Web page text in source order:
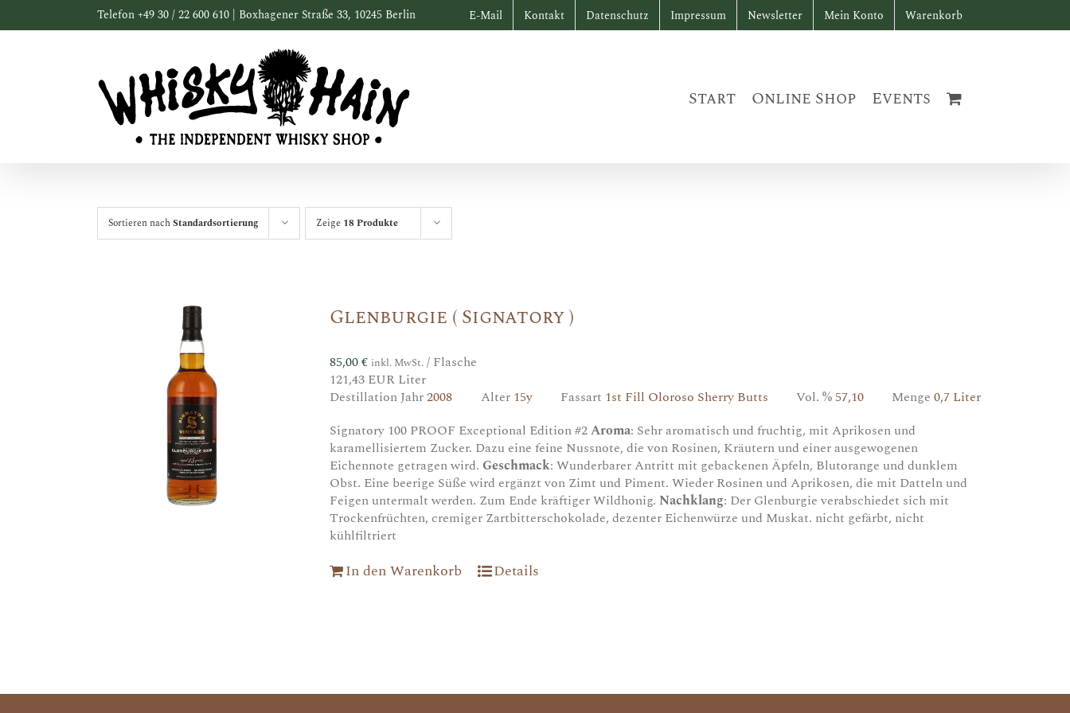
Inhalt
Telefon +49 30 / 22 600 610 | Boxhagener Straße 33, 10245 Berlin E-Mail Kontakt Datenschutz Impressum Newsletter Mein Konto Warenkorb
Start Online Shop Events
Sortieren nachStandardsortierung Zeige 18 Produkte
Glenburgie ( Signatory )
85,00€ inkl. MwSt. / Flasche
121,43 EUR Liter
Destillation Jahr2008 Alter 15y Fassart 1st Fill Oloroso Sherry Butts Vol. % 57,10 Menge 0,7 Liter
Signatory 100 PROOF Exceptional Edition #2Aroma: Sehr aromatisch und fruchtig, mit Aprikosen und
karamellisiertem Zucker. Dazu eine feine Nussnote, die von Rosinen, Kräutern und einer ausgewogenen
Eichennote getragen wird.Geschmack: Wunderbarer Antritt mit gebackenen Äpfeln, Blutorange und dunklem
Obst. Eine beerige Süße wird ergänzt von Zimt und Piment. Wieder Rosinen und Aprikosen, die mit Datteln und
Feigen untermalt werden. Zum Ende kräftiger Wildhonig. Nachklang: Der Glenburgie verabschiedet sich mit
Trockenfrüchten, cremiger Zartbitterschokolade, dezenter Eichenwürze und Muskat. nicht gefärbt, nicht
kühlfiltriert
In den Warenkorb Details